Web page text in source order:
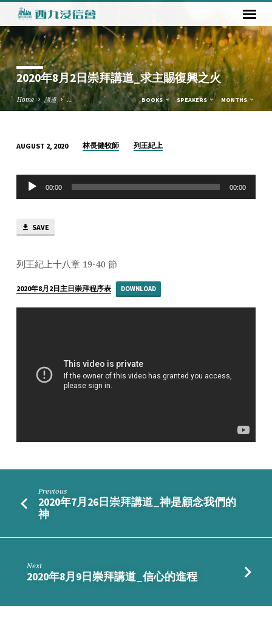
2020年8月2日崇拜講道_求主賜復興之火
Home 講道 … BOOKS SPEAKERS MONTHS
年
月
日
拜
道
_
AUGUST 2, 2020 林長健牧師 列王紀上
Audio
Player
00:00 00:00
SAVE
列王紀上十八章 19-40 節
2020年8月2日主日崇拜程序表 DOWNLOAD
Previous
2020年7月26日崇拜講道_神是顧念我們的
神
Next
2020年8月9日崇拜講道_信心的進程